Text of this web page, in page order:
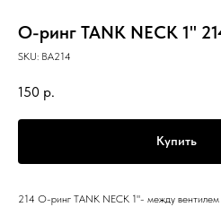
О-ринг TANK NECK 1"
SKU: BA214
150 р.
Купить
214 О-ринг TANK NECK 1"- между